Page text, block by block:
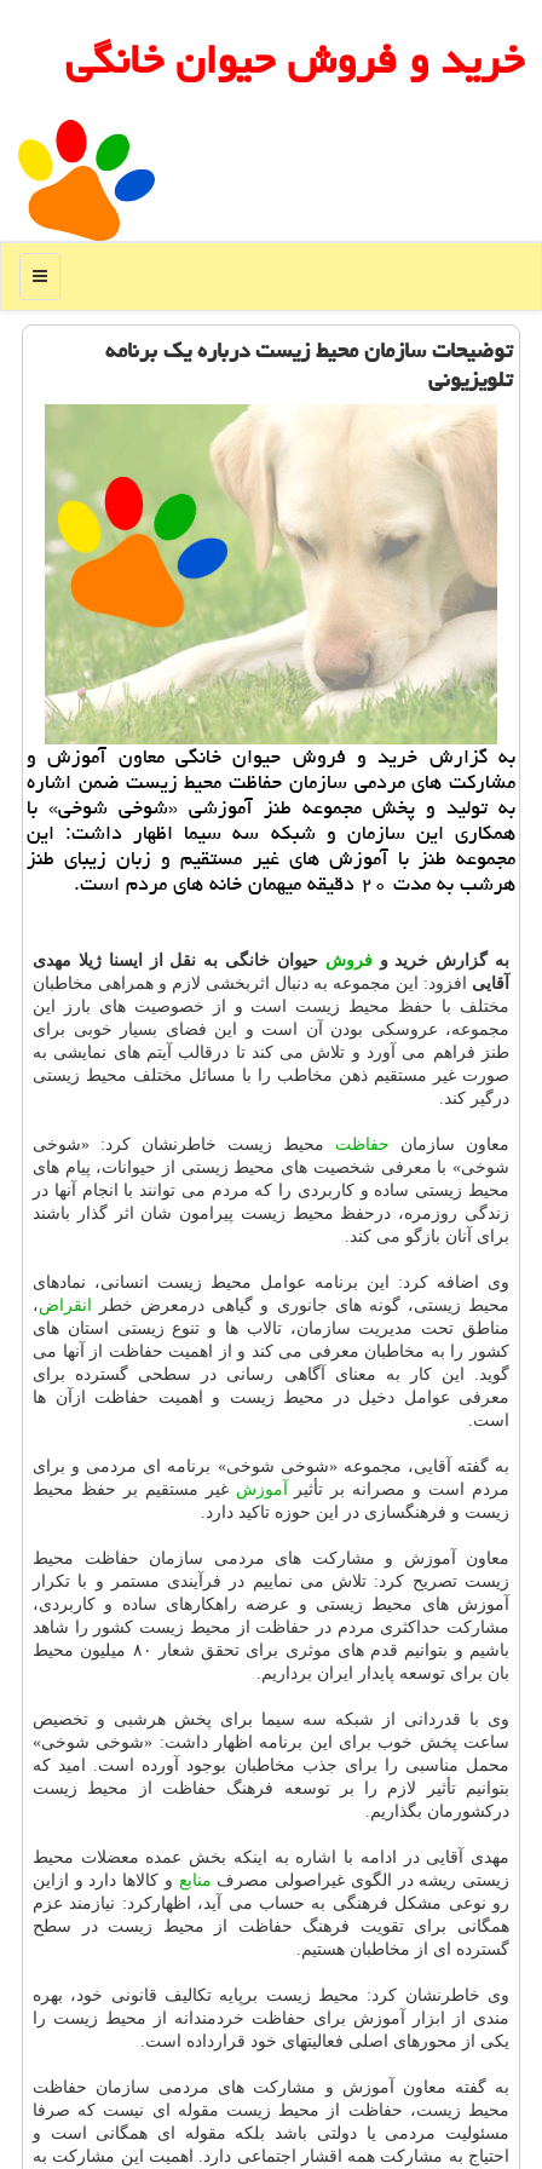
خرید و فروش حیوان خانگی
منو
توضیحات سازمان محیط زیست درباره یك برنامه
تلویزیونی
به گزارش خرید و فروش حیوان خانگی معاون آموزش و
مشارکت های مردمی سازمان حفاظت محیط زیست ضمن اشاره
به تولید و پخش مجموعه طنز آموزشی «شوخی شوخی» با
همکاری این سازمان و شبکه سه سیما اظهار داشت: این
مجموعه طنز با آموزش های غیر مستقیم و زبان زیبای طنز
هرشب به مدت ۲۰ دقیقه میهمان خانه های مردم است.
به گزارش خرید وفروش حیوان خانگی به نقل از ایسنا ژیلا مهدی
آقایی افزود: این مجموعه به دنبال اثربخشی لازم و همراهی مخاطبان
مختلف با حفظ محیط زیست است و از خصوصیت های بارز این
مجموعه، عروسکی بودن آن است و این فضای بسیار خوبی برای
طنز فراهم می آورد و تلاش می کند تا درقالب آیتم های نمایشی به
صورت غیر مستقیم ذهن مخاطب را با مسائل مختلف محیط زیستی
درگیر کند.
معاون سازمان حفاظت محیط زیست خاطرنشان کرد: «شوخی
شوخی» با معرفی شخصیت های محیط زیستی از حیوانات، پیام های
محیط زیستی ساده و کاربردی را که مردم می توانند با انجام آنها در
زندگی روزمره، درحفظ محیط زیست پیرامون شان اثر گذار باشند
برای آنان بازگو می کند.
وی اضافه کرد: این برنامه عوامل محیط زیست انسانی، نمادهای
محیط زیستی، گونه های جانوری و گیاهی درمعرض خطر انقراض،
مناطق تحت مدیریت سازمان، تالاب ها و تنوع زیستی استان های
کشور را به مخاطبان معرفی می کند و از اهمیت حفاظت از آنها می
گوید. این کار به معنای آگاهی رسانی در سطحی گسترده برای
معرفی عوامل دخیل در محیط زیست و اهمیت حفاظت ازآن ها
است.
به گفته آقایی، مجموعه «شوخی شوخی» برنامه ای مردمی و برای
مردم است و مصرانه بر تأثیر آموزش غیر مستقیم بر حفظ محیط
زیست و فرهنگسازی در این حوزه تاکید دارد.
معاون آموزش و مشارکت های مردمی سازمان حفاظت محیط
زیست تصریح کرد: تلاش می نماییم در فرآیندی مستمر و با تکرار
آموزش های محیط زیستی و عرضه راهکارهای ساده و کاربردی،
مشارکت حداکثری مردم در حفاظت از محیط زیست کشور را شاهد
باشیم و بتوانیم قدم های موثری برای تحقق شعار ۸۰ میلیون محیط
بان برای توسعه پایدار ایران برداریم.
وی با قدردانی از شبکه سه سیما برای پخش هرشبی و تخصیص
ساعت پخش خوب برای این برنامه اظهار داشت: «شوخی شوخی»
محمل مناسبی را برای جذب مخاطبان بوجود آورده است. امید که
بتوانیم تأثیر لازم را بر توسعه فرهنگ حفاظت از محیط زیست
درکشورمان بگذاریم.
مهدی آقایی در ادامه با اشاره به اینکه بخش عمده معضلات محیط
زیستی ریشه در الگوی غیراصولی مصرف منابع و کالاها دارد و ازاین
رو نوعی مشکل فرهنگی به حساب می آید، اظهارکرد: نیازمند عزم
همگانی برای تقویت فرهنگ حفاظت از محیط زیست در سطح
گسترده ای از مخاطبان هستیم.
وی خاطرنشان کرد: محیط زیست برپایه تکالیف قانونی خود، بهره
مندی از ابزار آموزش برای حفاظت خردمندانه از محیط زیست را
یکی از محورهای اصلی فعالیتهای خود قرارداده است.
به گفته معاون آموزش و مشارکت های مردمی سازمان حفاظت
محیط زیست، حفاظت از محیط زیست مقوله ای نیست که صرفا
مسئولیت مردمی یا دولتی باشد بلکه مقوله ای همگانی است و
احتیاج به مشارکت همه اقشار اجتماعی دارد. اهمیت این مشارکت به